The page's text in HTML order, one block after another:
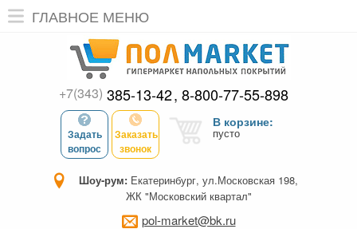
ГЛАВНОЕ МЕНЮ
+7(343) 385-13-42 8-800-77-55-898
Задать
вопрос
Заказать
звонок
В корзине:
пусто
Шоу-рум: Екатеринбург, ул.Московская 198,
ЖК "Московский квартал"
pol-market@bk.ru